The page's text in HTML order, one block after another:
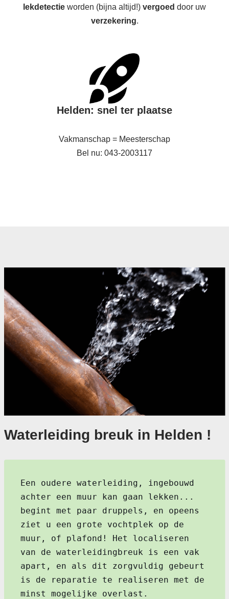
lekdetectie worden (bijna altijd!) vergoed door uw
verzekering.
Helden: snel ter plaatse
Vakmanschap = Meesterschap
Bel nu: 043-2003117
Waterleiding breuk in Helden !
Een oudere waterleiding, ingebouwd
achter een muur kan gaan lekken...
begint met paar druppels, en opeens
ziet u een grote vochtplek op de
muur, of plafond! Het localiseren
van de waterleidingbreuk is een vak
apart, en als dit zorgvuldig gebeurt
is de reparatie te realiseren met de
minst mogelijke overlast.